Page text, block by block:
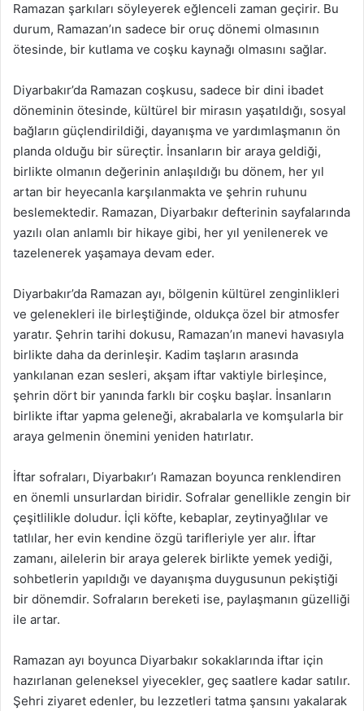
Ramazan şarkıları söyleyerek eğlenceli zaman geçirir. Bu
durum, Ramazan’ın sadece bir oruç dönemi olmasının
ötesinde, bir kutlama ve coşku kaynağı olmasını sağlar.
Diyarbakır’da Ramazan coşkusu, sadece bir dini ibadet
döneminin ötesinde, kültürel bir mirasın yaşatıldığı, sosyal
bağların güçlendirildiği, dayanışma ve yardımlaşmanın ön
planda olduğu bir süreçtir. İnsanların bir araya geldiği,
birlikte olmanın değerinin anlaşıldığı bu dönem, her yıl
artan bir heyecanla karşılanmakta ve şehrin ruhunu
beslemektedir. Ramazan, Diyarbakır defterinin sayfalarında
yazılı olan anlamlı bir hikaye gibi, her yıl yenilenerek ve
tazelenerek yaşamaya devam eder.
Diyarbakır’da Ramazan ayı, bölgenin kültürel zenginlikleri
ve gelenekleri ile birleştiğinde, oldukça özel bir atmosfer
yaratır. Şehrin tarihi dokusu, Ramazan’ın manevi havasıyla
birlikte daha da derinleşir. Kadim taşların arasında
yankılanan ezan sesleri, akşam iftar vaktiyle birleşince,
şehrin dört bir yanında farklı bir coşku başlar. İnsanların
birlikte iftar yapma geleneği, akrabalarla ve komşularla bir
araya gelmenin önemini yeniden hatırlatır.
İftar sofraları, Diyarbakır’ı Ramazan boyunca renklendiren
en önemli unsurlardan biridir. Sofralar genellikle zengin bir
çeşitlilikle doludur. İçli köfte, kebaplar, zeytinyağlılar ve
tatlılar, her evin kendine özgü tarifleriyle yer alır. İftar
zamanı, ailelerin bir araya gelerek birlikte yemek yediği,
sohbetlerin yapıldığı ve dayanışma duygusunun pekiştiği
bir dönemdir. Sofraların bereketi ise, paylaşmanın güzelliği
ile artar.
Ramazan ayı boyunca Diyarbakır sokaklarında iftar için
hazırlanan geleneksel yiyecekler, geç saatlere kadar satılır.
Şehri ziyaret edenler, bu lezzetleri tatma şansını yakalarak